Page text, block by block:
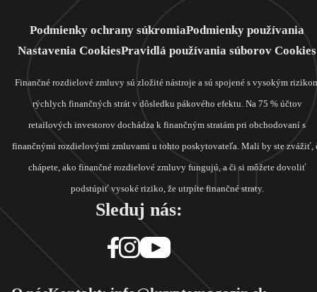
Podmienky ochrany súkromiaPodmienky používania
Nastavenia CookiesPravidlá používania súborov Cookies
Finančné rozdielové zmluvy sú zložité nástroje a sú spojené s vysokým
rýchlych finančných strát v dôsledku pákového efektu. Na 75 % účtov
retailových investorov dochádza k finančným stratám pri obchodovaní s
finančnými rozdielovými zmluvami u tohto poskytovateľa. Mali by ste zvážiť,
chápete, ako finančné rozdielové zmluvy fungujú, a či si môžete dovoliť
podstúpiť vysoké riziko, že utrpíte finančné straty.
Sleduj nás: